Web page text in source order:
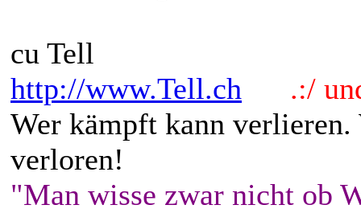
cu Tell
http://www.Tell.ch
.:/
Wer kämpft kann
verloren!
"Man wisse zwar nicht ob